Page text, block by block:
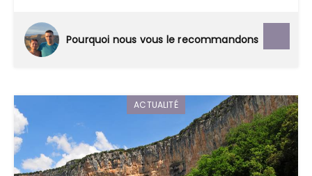
crocodiles et l'apaisement, grâce à sa
magnifique végétation et ses senteurs
exotiques. On ne voit pas le temps passer
Pourquoi nous vous le recommandons
ACTUALITÉ